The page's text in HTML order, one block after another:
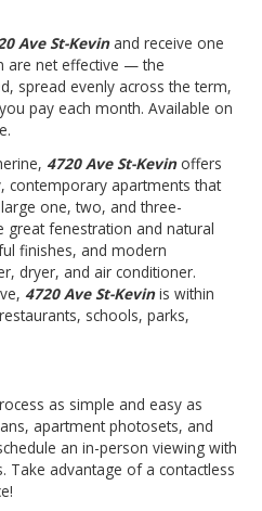
Ave St-Kevinand receive one
are net effective — the
spread evenly across the term,
pay each month. Available on
4720 Ave St-Kevinoffers
contemporary apartments that
one, two, and three-
fenestration and natural
finishes, and modern
dryer, and air conditioner.
4720 Ave St-Kevinis within
schools, parks,
as simple and easy as
apartment photosets, and
an in-person viewing with
Take advantage of a contactless